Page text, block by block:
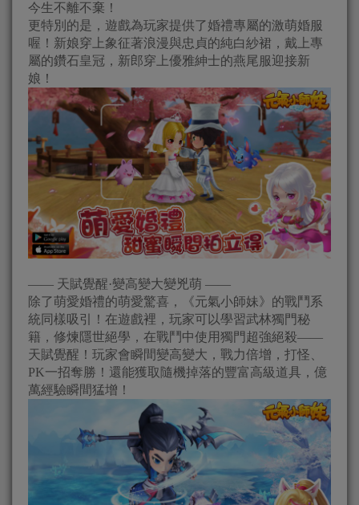
今生不離不棄！
更特別的是，遊戲為玩家提供了婚禮專屬的激萌婚服
喔！新娘穿上象征著浪漫與忠貞的純白紗裙，戴上專
屬的鑽石皇冠，新郎穿上優雅紳士的燕尾服迎接新
娘！
—— 天賦覺醒·變高變大變兇萌 ——
除了萌愛婚禮的萌愛驚喜，《元氣小師妹》的戰鬥系
統同樣吸引！在遊戲裡，玩家可以學習武林獨門秘
籍，修煉隱世絕學，在戰鬥中使用獨門超強絕殺——
天賦覺醒！玩家會瞬間變高變大，戰力倍增，打怪、
PK一招奪勝！還能獲取隨機掉落的豐富高級道具，億
萬經驗瞬間猛增！